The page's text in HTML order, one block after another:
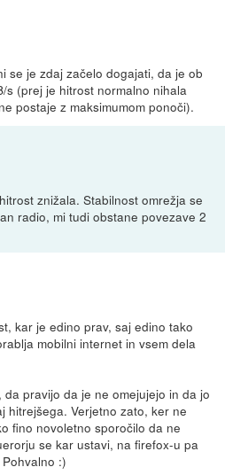
se je zdaj začelo dogajati, da je ob
s (prej je hitrost normalno nihala
postaje z maksimumom ponoči).
znižala. Stabilnost omrežja se
radio, mi tudi obstane povezave 2
kar je edino prav, saj edino tako
mobilni internet in vsem dela
pravijo da je ne omejujejo in da jo
hitrejšega. Verjetno zato, ker ne
fino novoletno sporočilo da ne
se kar ustavi, na firefox-u pa
:)